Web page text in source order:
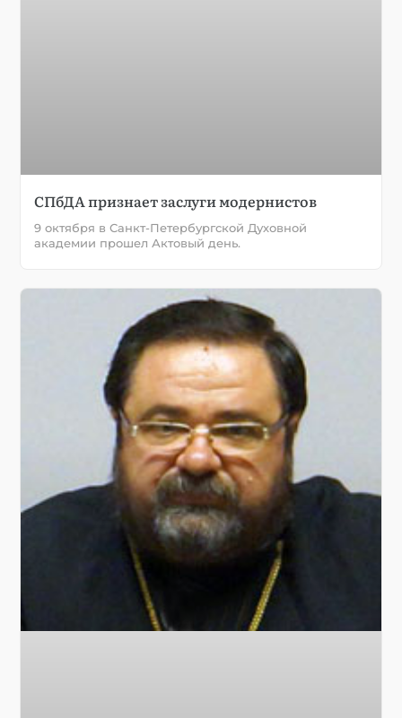
СПбДА признает заслуги модернистов
9 октября в Санкт-Петербургской Духовной
академии прошел Актовый день.